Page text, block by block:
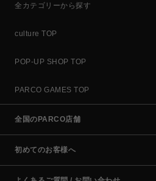
全カテゴリーから探す
culture TOP
POP-UP SHOP TOP
PARCO GAMES TOP
全国のPARCO店舗
初めてのお客様へ